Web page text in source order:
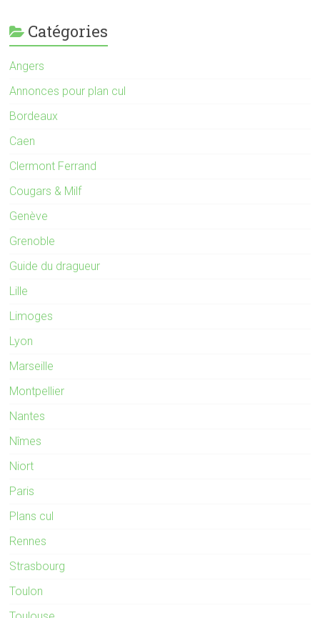
Catégories
Angers
Annonces pour plan cul
Bordeaux
Caen
Clermont Ferrand
Cougars & Milf
Genève
Grenoble
Guide du dragueur
Lille
Limoges
Lyon
Marseille
Montpellier
Nantes
Nîmes
Niort
Paris
Plans cul
Rennes
Strasbourg
Toulon